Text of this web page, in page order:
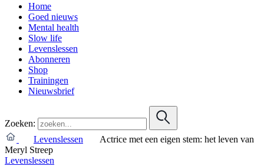
Home
Goed nieuws
Mental health
Slow life
Levenslessen
Abonneren
Shop
Trainingen
Nieuwsbrief
Zoeken:
Levenslessen
Actrice met een eigen stem: het leven van
Meryl Streep
Levenslessen